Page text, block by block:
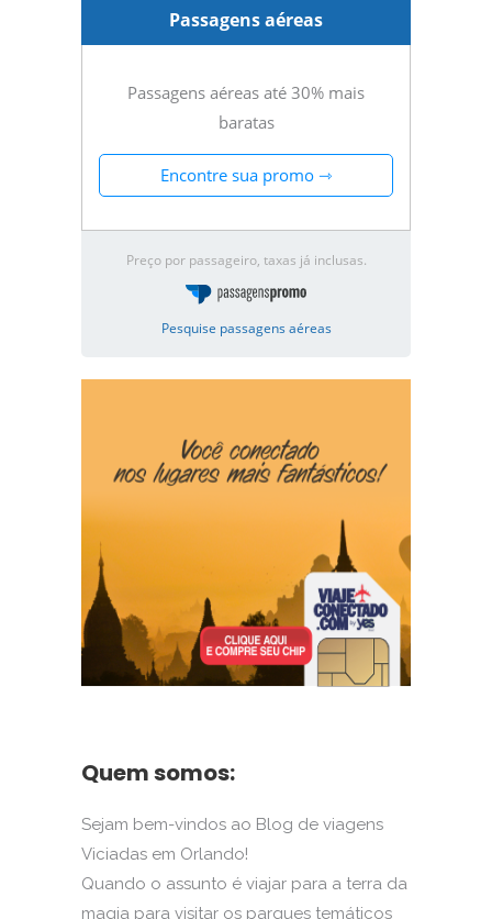
Passagens aéreas
Passagens aéreas até 30% mais
baratas
Encontre sua promo ⇾
Preço por passageiro, taxas já inclusas.
Pesquise passagens aéreas
Quem somos:
Sejam bem-vindos ao Blog de viagens
Viciadas em Orlando!
Quando o assunto é viajar para a terra da
magia para visitar os parques temáticos